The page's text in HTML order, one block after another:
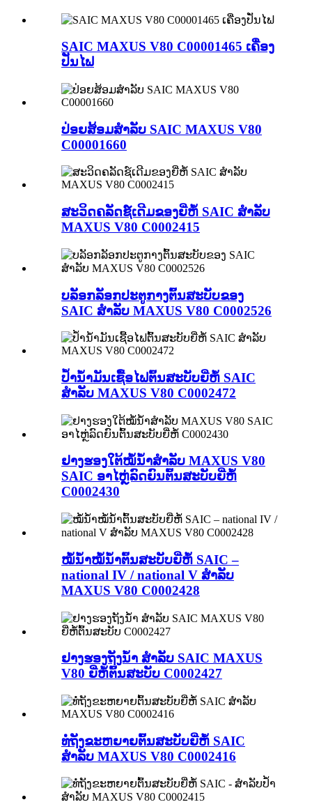
SAIC MAXUS V80 C00001465 ເຄື່ອງ
ປັ່ນໄຟ
ປ່ອຍສ້ອມສຳລັບ SAIC MAXUS V80
C00001660
ສະວິດຄລັດຊ໌ເດີມຂອງຍີ່ຫໍ້ SAIC ສຳລັບ
MAXUS V80 C0002415
ບລັອກລັອກປະຕູກາງຕົ້ນສະບັບຂອງ
SAIC ສຳລັບ MAXUS V80 C0002526
ປໍ້ານໍ້າມັນເຊື້ອໄຟຕົ້ນສະບັບຍີ່ຫໍ້ SAIC
ສຳລັບ MAXUS V80 C0002472
ຢາງຮອງໃຕ້ໝໍ້ນ້ຳສຳລັບ MAXUS V80
SAIC ອາໄຫຼ່ລົດຍົນຕົ້ນສະບັບຍີ່ຫໍ້
C0002430
ໝໍ້ນ້ຳໝໍ້ນ້ຳຕົ້ນສະບັບຍີ່ຫໍ້ SAIC –
national IV / national V ສຳລັບ
MAXUS V80 C0002428
ຢາງຮອງຖັງນໍ້າ ສຳລັບ SAIC MAXUS
V80 ຍີ່ຫໍ້ຕົ້ນສະບັບ C0002427
ທໍ່ຖັງຂະຫຍາຍຕົ້ນສະບັບຍີ່ຫໍ້ SAIC
ສຳລັບ MAXUS V80 C0002416